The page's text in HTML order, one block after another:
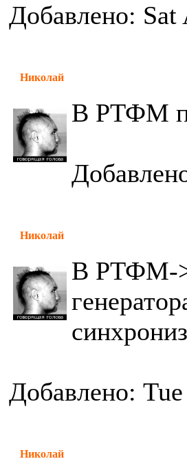
Добавлено:
Николай
В РТФМ
Николай
В РТФМ-
Добавлено:
Николай